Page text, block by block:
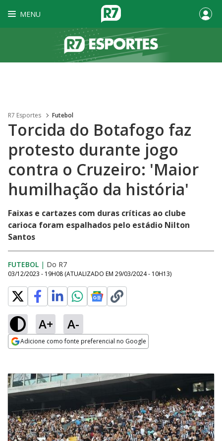
MENU
R7 Esportes Futebol
Torcida do Botafogo faz
protesto durante jogo
contra o Cruzeiro: 'Maior
humilhação da história'
Faixas e cartazes com duras críticas ao clube
carioca foram espalhados pelo estádio Nilton
Santos
FUTEBOL | Do R7
03/12/2023 - 19H08 (ATUALIZADO EM 29/03/2024 - 10H13)
A+ A-
Adicione como fonte preferencial no Google